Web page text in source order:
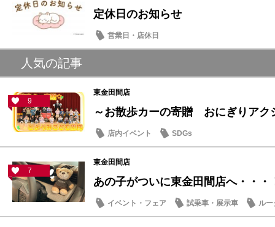
定休日のお知らせ
営業日・店休日
人気の記事
9
東金田間店
～お散歩カーの寄贈 おにぎりアク
店内イベント SDGs
7
東金田間店
あの子がついに東金田間店へ・・・
イベント・フェア 試乗車・展示車 ルー